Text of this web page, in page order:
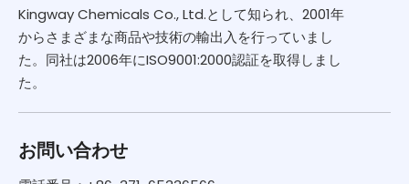
Kingway Chemicals Co., Ltd.として知られ、2001年
からさまざまな商品や技術の輸出入を行っていまし
た。同社は2006年にISO9001:2000認証を取得しまし
た。
お問い合わせ